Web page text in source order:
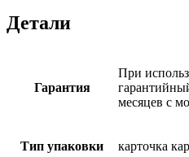
Детали
Гарантия
При
месяцев с
Тип упаковки карточка